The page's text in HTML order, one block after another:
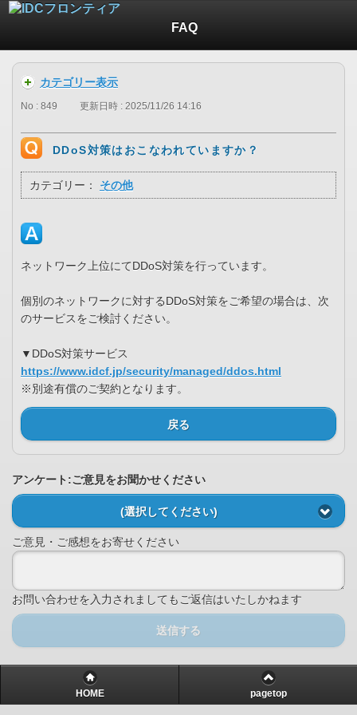
FAQ
カテゴリー表示
No : 849 更新日時 : 2025/11/26 14:16
DDoS対策はおこなわれていますか？
カテゴリー： その他
ネットワーク上位にてDDoS対策を行っています。
個別のネットワークに対するDDoS対策をご希望の場合は、次
のサービスをご検討ください。
▼DDoS対策サービス
https://www.idcf.jp/security/managed/ddos.html
※別途有償のご契約となります。
戻る
アンケート:ご意見をお聞かせください
(選択してください)
ご意見・ご感想をお寄せください
お問い合わせを入力されましてもご返信はいたしかねます
送信する
HOME pagetop